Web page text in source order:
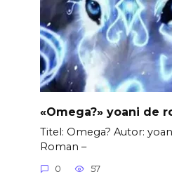
«Omega?» yoani de
Titel: Omega? Autor:
Roman –
0 57